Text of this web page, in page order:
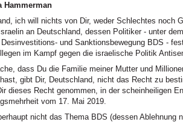
Hammerman
ich will nichts von Dir, weder Schlechtes noch
an Deutschland, dessen Politiker - unter
und Sanktionsbewegung BDS -
im Kampf gegen die israelische Politik
dass Du die Familie meiner Mutter und
gibt Dir, Deutschland, nicht das Recht zu
dieses Recht genommen, in der scheinheiligen
vom 17. Mai 2019.
nicht das Thema BDS (dessen Ablehnung